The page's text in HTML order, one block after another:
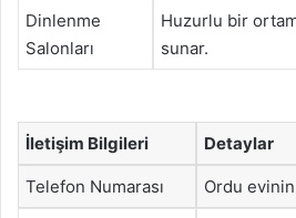
Dinlenme
Salonları
Huzurlu bir
sunar.
İletişim Bilgileri Detaylar
Telefon Numarası Ordu